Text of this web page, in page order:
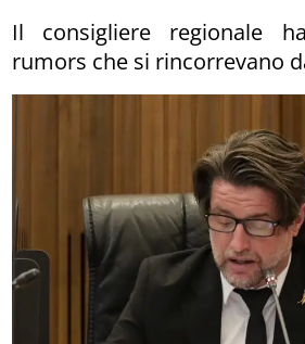
Il consigliere regionale
rumors che si rincorrevano